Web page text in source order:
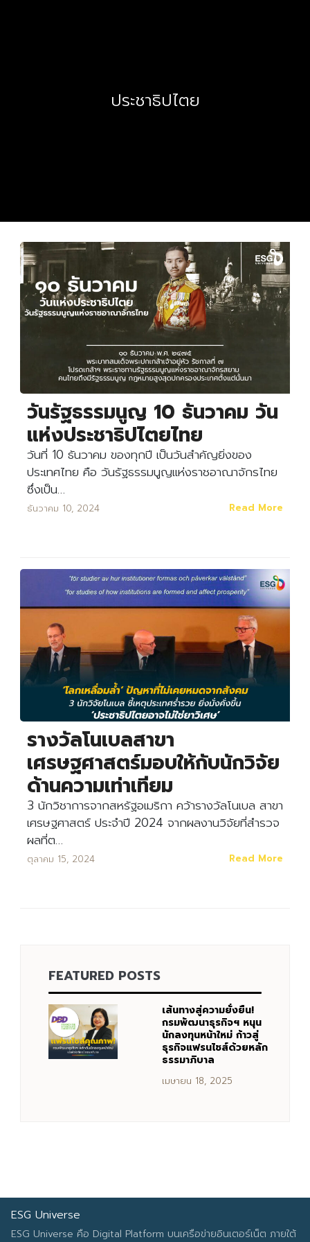
Search
for:
ประชาธิปไตย
วันรัฐธรรมนูญ 10 ธันวาคม วัน
แห่งประชาธิปไตยไทย
วันที่ 10 ธันวาคม ของทุกปี เป็นวันสำคัญยิ่งของ
ประเทศไทย คือ วันรัฐธรรมนูญแห่งราชอาณาจักรไทย
ซึ่งเป็น…
ธันวาคม 10, 2024 Read More
รางวัลโนเบลสาขา
เศรษฐศาสตร์มอบให้กับนักวิจัย
ด้านความเท่าเทียม
3 นักวิชาการจากสหรัฐอเมริกา คว้ารางวัลโนเบล สาขา
เศรษฐศาสตร์ ประจำปี 2024 จากผลงานวิจัยที่สำรวจ
ผลที่ต…
ตุลาคม 15, 2024 Read More
FEATURED POSTS
เส้นทางสู่ความยั่งยืน!
กรมพัฒนาธุรกิจฯ หนุน
นักลงทุนหน้าใหม่ ก้าวสู่
ธุรกิจแฟรนไชส์ด้วยหลัก
ธรรมาภิบาล
เมษายน 18, 2025
ESG Universe
ESG Universe คือ Digital Platform บนเครือข่ายอินเตอร์เน็ต ภายใต้